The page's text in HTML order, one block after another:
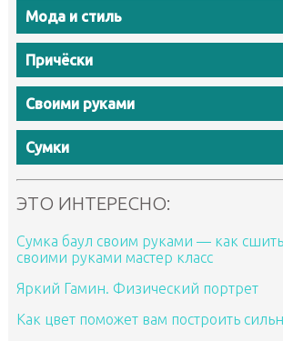
Мода и стиль
Причёски
Своими руками
Сумки
ЭТО ИНТЕРЕСНО:
Сумка баул своим руками — как
своими руками мастер класс
Яркий Гамин. Физический портрет
Как цвет поможет вам построить